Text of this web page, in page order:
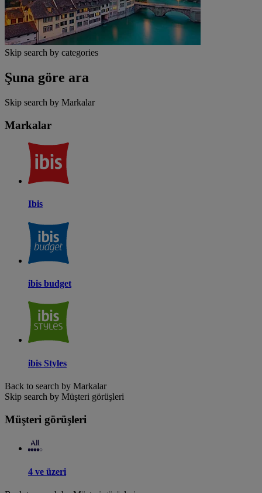
Skip search by categories
Şuna göre ara
Skip search by Markalar
Markalar
Ibis
ibis budget
ibis Styles
Back to search by Markalar
Skip search by Müşteri görüşleri
Müşteri görüşleri
4 ve üzeri